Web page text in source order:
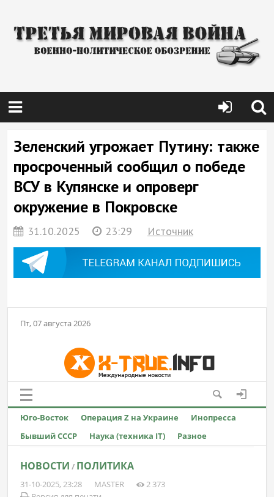
Зеленский угрожает Путину: также
просроченный сообщил о победе
ВСУ в Купянске и опроверг
окружение в Покровске
31.10.2025 23:29 Источник